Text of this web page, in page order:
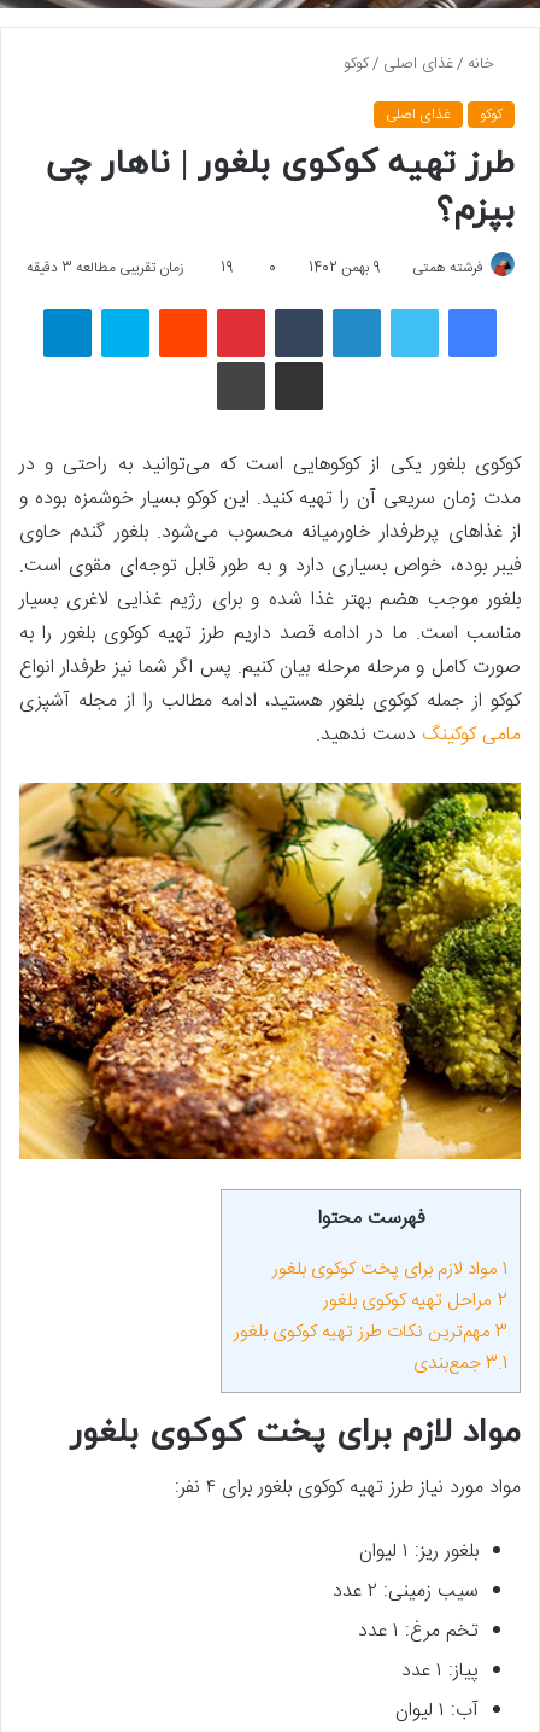
خانه /غذای اصلی /کوکو
کوکو غذای اصلی
طرز تهیه کوکوی بلغور | ناهار چی
بپزم؟
فرشته همتی 9 بهمن 1402 0
19 زمان تقریبی مطالعه 3 دقیقه
فیسبوک لینکداین پینتریست اسکایپ
چاپ
کوکوی بلغور یکی از کوکوهایی است که می‌توانید به راحتی و در
مدت زمان سریعی آن را تهیه کنید. این کوکو بسیار خوشمزه بوده و
از غذاهای پرطرفدار خاورمیانه محسوب می‌شود. بلغور گندم حاوی
فیبر بوده، خواص بسیاری دارد و به طور قابل توجه‌ای مقوی است.
بلغور موجب هضم بهتر غذا شده و برای رژیم غذایی لاغری بسیار
مناسب است. ما در ادامه قصد داریم طرز تهیه کوکوی بلغور را به
صورت کامل و مرحله مرحله بیان کنیم. پس اگر شما نیز طرفدار انواع
کوکو از جمله کوکوی بلغور هستید، ادامه مطالب را از مجله آشپزی
مامی کوکینگ دست ندهید.
فهرست محتوا
1 مواد لازم برای پخت کوکوی بلغور
2 مراحل تهیه کوکوی بلغور
3 مهم‌ترین نکات طرز تهیه کوکوی بلغور
3.1جمع‌بندی
مواد لازم برای پخت کوکوی بلغور
مواد مورد نیاز طرز تهیه کوکوی بلغور برای ۴ نفر:
بلغور ریز: ۱ لیوان
سیب زمینی: ۲ عدد
تخم مرغ: ۱ عدد
پیاز: ۱ عدد
آب: ۱ لیوان